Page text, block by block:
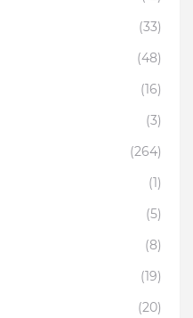
(33)
(48)
(16)
(3)
(264)
(1)
(5)
(8)
(19)
(20)